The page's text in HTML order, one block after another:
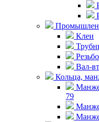
Клеи
Вал-
Кольца,
79